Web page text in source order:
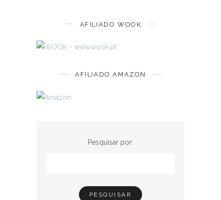
AFILIADO WOOK
AFILIADO AMAZON
Pesquisar por: